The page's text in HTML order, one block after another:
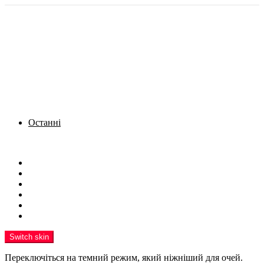
Останні
Switch skin
Переключіться на темний режим, який ніжніший для очей.